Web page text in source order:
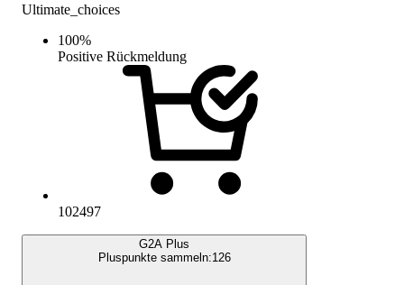
Ultimate_choices
100%
Positive Rückmeldung
102497
G2A Plus
Pluspunkte sammeln:126